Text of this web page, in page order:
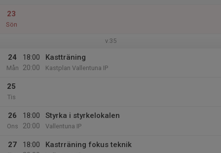
23
Sön
v.35
24
Mån
18:00
20:00
Kastträning
Kastplan Vallentuna IP
25
Tis
26
Ons
18:00
20:00
Styrka i styrkelokalen
Vallentuna IP
27
18:00
Kastrräning fokus teknik